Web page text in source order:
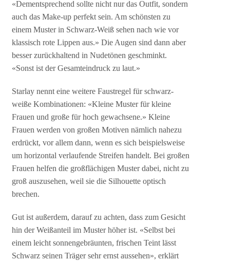
«Dementsprechend sollte nicht nur das Outfit, sondern
auch das Make-up perfekt sein. Am schönsten zu
einem Muster in Schwarz-Weiß sehen nach wie vor
klassisch rote Lippen aus.» Die Augen sind dann aber
besser zurückhaltend in Nudetönen geschminkt.
«Sonst ist der Gesamteindruck zu laut.»
Starlay nennt eine weitere Faustregel für schwarz-
weiße Kombinationen: «Kleine Muster für kleine
Frauen und große für hoch gewachsene.» Kleine
Frauen werden von großen Motiven nämlich nahezu
erdrückt, vor allem dann, wenn es sich beispielsweise
um horizontal verlaufende Streifen handelt. Bei großen
Frauen helfen die großflächigen Muster dabei, nicht zu
groß auszusehen, weil sie die Silhouette optisch
brechen.
Gut ist außerdem, darauf zu achten, dass zum Gesicht
hin der Weißanteil im Muster höher ist. «Selbst bei
einem leicht sonnengebräunten, frischen Teint lässt
Schwarz seinen Träger sehr ernst aussehen», erklärt